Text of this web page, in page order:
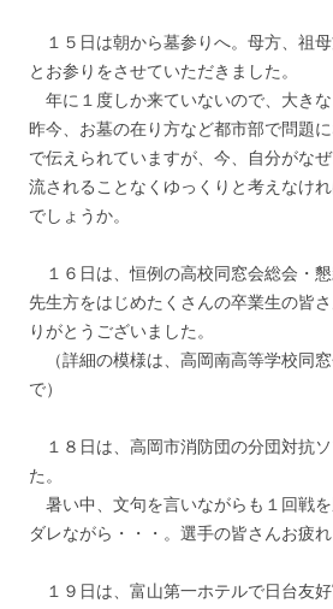
１５日は朝から墓参りへ。母方、祖
とお参りをさせていただきました。
年に１度しか来ていないので、大きな
昨今、お墓の在り方など都市部で問題
で伝えられていますが、今、自分がな
流されることなくゆっくりと考えなけ
でしょうか。
１６日は、恒例の高校同窓会総会・
先生方をはじめたくさんの卒業生の皆
りがとうございました。
（詳細の模様は、高岡南高等学校同
で）
１８日は、高岡市消防団の分団対抗
た。
暑い中、文句を言いながらも１回戦
ダレながら・・・。選手の皆さんお疲れ
１９日は、富山第一ホテルで日台友